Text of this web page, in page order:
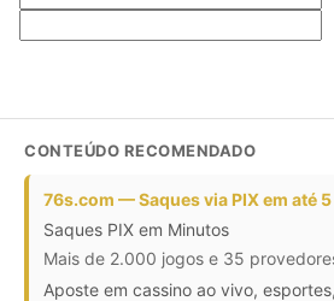
CONTEÚDO RECOMENDADO
76s.com — Saques via PIX em até
Saques PIX em Minutos
Mais de 2.000 jogos e 35
Aposte em cassino ao vivo,